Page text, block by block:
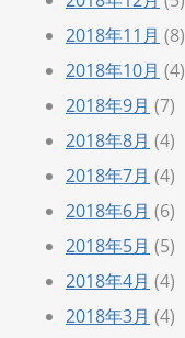
2018年11月 (8)
2018年10月 (4)
2018年9月 (7)
2018年8月 (4)
2018年7月 (4)
2018年6月 (6)
2018年5月 (5)
2018年4月 (4)
2018年3月 (4)